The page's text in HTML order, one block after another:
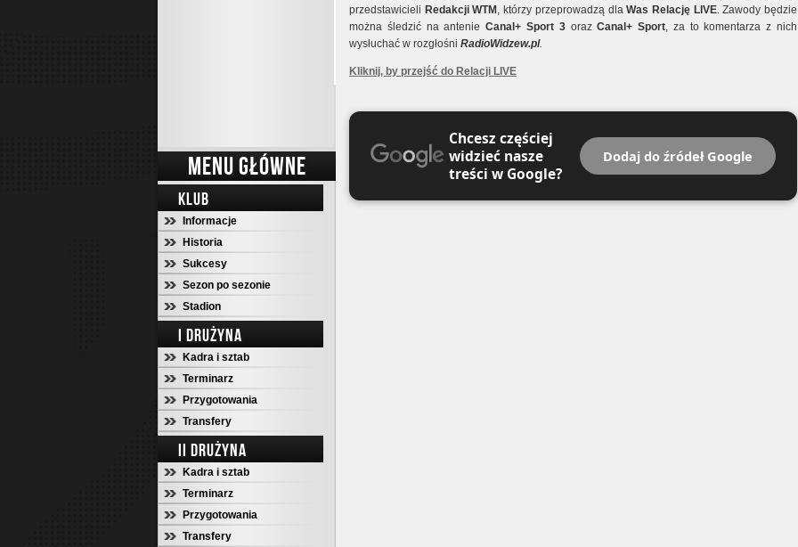
MENU GŁÓWNE
KLUB
Informacje
Historia
Sukcesy
Sezon po sezonie
Stadion
I DRUŻYNA
Kadra i sztab
Terminarz
Przygotowania
Transfery
II DRUŻYNA
Kadra i sztab
Terminarz
Przygotowania
Transfery
przedstawicieli Redakcji WTM , którzy przeprowadzą dlaWas Relację LIVE. Zawody będzie
można śledzić na antenieCanal+ Sport 3orazCanal+ Sport, za to komentarza z nich
wysłuchać w rozgłośni RadioWidzew.pl.
Kliknij, by przejść do Relacji LIVE
Chcesz częściej
widzieć nasze
treści w Google?
Dodaj do źródeł Google